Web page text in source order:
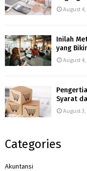
August 4,
Inilah
yang
August 4,
Syarat
August 3,
Categories
Akuntansi